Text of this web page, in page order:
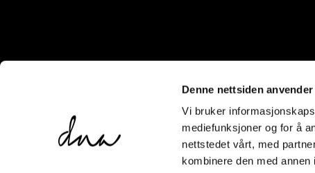
Denne nettsiden
Vi bruker
mediefunksjoner og for å
nettstedet vårt, med
kombinere den med